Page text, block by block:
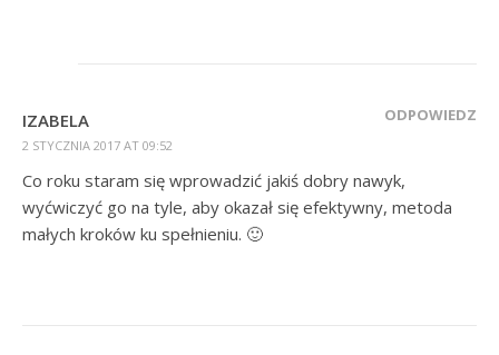
IZABELA
2 STYCZNIA 2017 AT 09:52
ODPOWIEDZ
Co roku staram się wprowadzić jakiś dobry nawyk,
wyćwiczyć go na tyle, aby okazał się efektywny, metoda
małych kroków ku spełnieniu. 🙂